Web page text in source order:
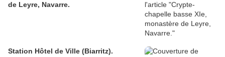
de Leyre, Navarre.
Station Hôtel de Ville (Biarritz).